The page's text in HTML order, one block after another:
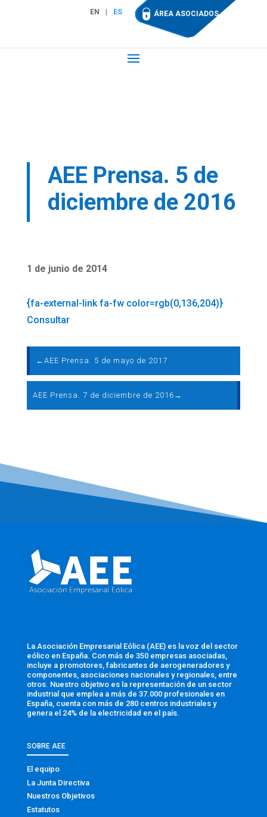
EN ES ÁREA ASOCIADOS
AEE Prensa. 5 de
diciembre de 2016
1 de junio de 2014
{fa-external-link fa-fw color=rgb(0,136,204)}
Consultar
← AEE Prensa. 5 de mayo de 2017
AEE Prensa. 7 de diciembre de 2016 →
La Asociación Empresarial Eólica (AEE) es la voz del sector
eólico en España. Con más de 350 empresas asociadas,
incluye a promotores, fabricantes de aerogeneradores y
componentes, asociaciones nacionales y regionales, entre
otros. Nuestro objetivo es la representación de un sector
industrial que emplea a más de 37.000 profesionales en
España, cuenta con más de 280 centros industriales y
genera el 24% de la electricidad en el país.
SOBRE AEE
El equipo
La Junta Directiva
Nuestros Objetivos
Estatutos